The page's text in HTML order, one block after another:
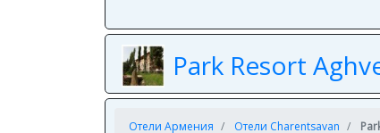
Park Resort
Отели Армения Отели Charentsavan